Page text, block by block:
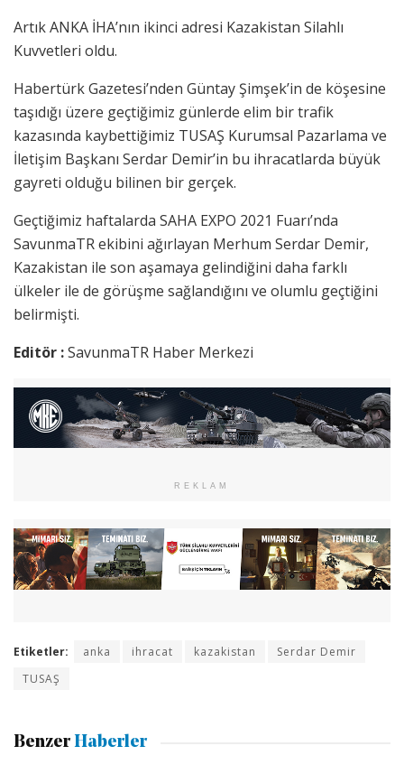
Artık ANKA İHA’nın ikinci adresi Kazakistan Silahlı
Kuvvetleri oldu.
Habertürk Gazetesi’nden Güntay Şimşek’in de köşesine
taşıdığı üzere geçtiğimiz günlerde elim bir trafik
kazasında kaybettiğimiz TUSAŞ Kurumsal Pazarlama ve
İletişim Başkanı Serdar Demir’in bu ihracatlarda büyük
gayreti olduğu bilinen bir gerçek.
Geçtiğimiz haftalarda SAHA EXPO 2021 Fuarı’nda
SavunmaTR ekibini ağırlayan Merhum Serdar Demir,
Kazakistan ile son aşamaya gelindiğini daha farklı
ülkeler ile de görüşme sağlandığını ve olumlu geçtiğini
belirmişti.
Editör :SavunmaTR Haber Merkezi
REKLAM
Etiketler: anka ihracat kazakistan
Serdar Demir
TUSAŞ
Benzer Haberler